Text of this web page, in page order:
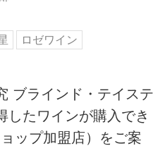
ロゼワイン
ブラインド・テイステ
したワインが購入でき
ップ加盟店）をご案